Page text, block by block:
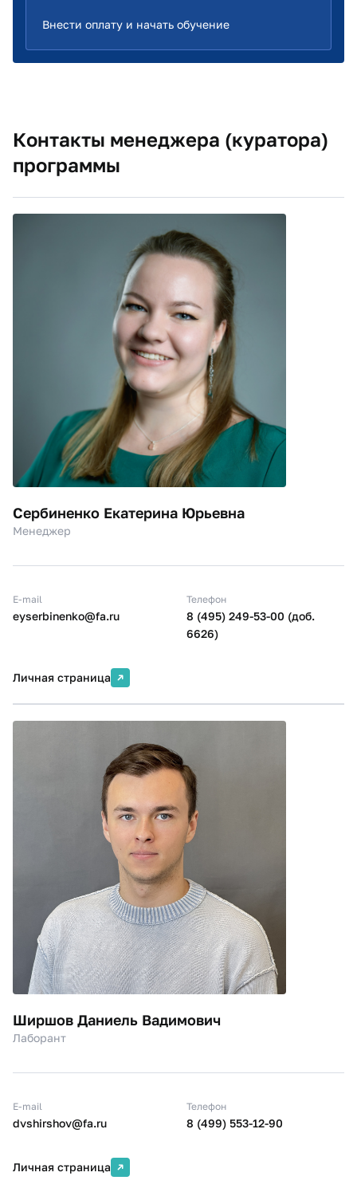
Внести оплату и начать обучение
Контакты менеджера (куратора)
программы
Сербиненко Екатерина Юрьевна
Менеджер
E-mail
eyserbinenko@fa.ru
Телефон
8 (495) 249-53-00 (доб.
6626)
Личная страница
Ширшов Даниель Вадимович
Лаборант
E-mail
dvshirshov@fa.ru
Телефон
8 (499) 553-12-90
Личная страница